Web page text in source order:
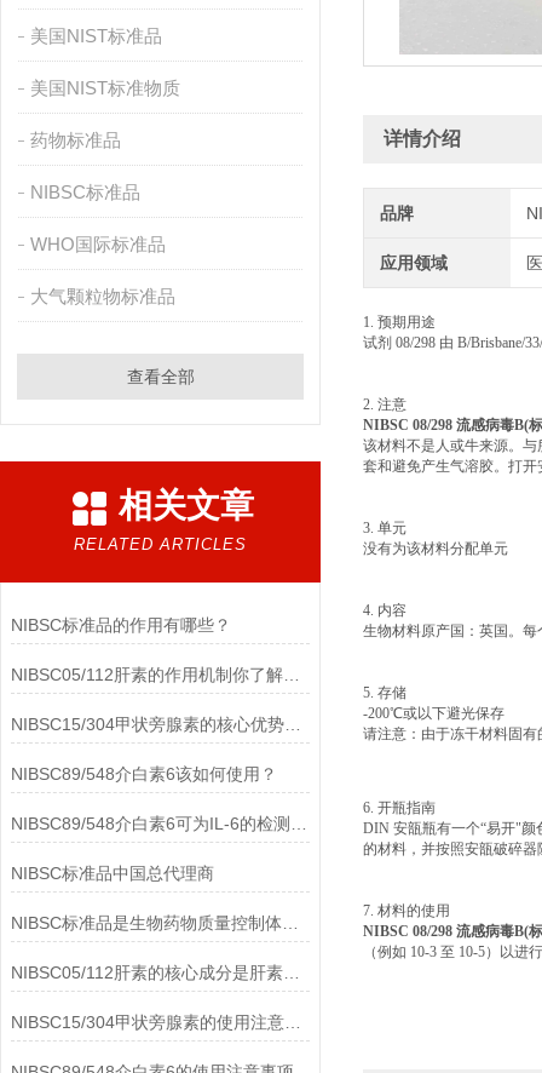
美国NIST标准品
美国NIST标准物质
药物标准品
NIBSC标准品
WHO国际标准品
大气颗粒物标准品
查看全部
相关文章
RELATED ARTICLES
NIBSC标准品的作用有哪些？
NIBSC05/112肝素的作用机制你了解多少？
NIBSC15/304甲状旁腺素的核心优势有哪些？
NIBSC89/548介白素6该如何使用？
NIBSC标准品中国总代理商
NIBSC标准品是生物药物质量控制体系中的基础工具
NIBSC05/112肝素的核心成分是肝素钠(Heparin Sodium)
NIBSC15/304甲状旁腺素的使用注意事项
详情介绍
品牌
应用领域
1. 预期用途
试剂 08/298 由 B/Brisbane/
2. 注意
NIBSC 08/298 流感病毒B(
该材料不是人或牛来源。
套和避免产生气溶胶。打
3. 单元
没有为该材料分配单元
4. 内容
生物材料原产国：英国。
5. 存储
-200℃或以下避光保存
请注意：由于冻干材料固
6. 开瓶指南
DIN 安瓿瓶有一个“易开"
的材料，并按照安瓿破碎
7. 材料的使用
NIBSC 08/298 流感病毒B(
（例如 10-3 至 10-5）以进